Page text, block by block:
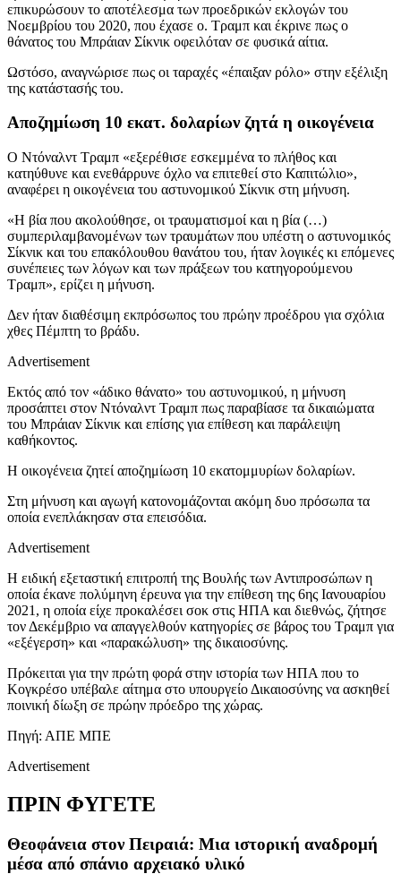
επικυρώσουν το αποτέλεσμα των προεδρικών εκλογών του
Νοεμβρίου του 2020, που έχασε ο. Τραμπ και έκρινε πως ο
θάνατος του Μπράιαν Σίκνικ οφειλόταν σε φυσικά αίτια.
Ωστόσο, αναγνώρισε πως οι ταραχές «έπαιξαν ρόλο» στην εξέλιξη
της κατάστασής του.
Αποζημίωση 10 εκατ. δολαρίων ζητά η οικογένεια
Ο Ντόναλντ Τραμπ «εξερέθισε εσκεμμένα το πλήθος και
κατηύθυνε και ενεθάρρυνε όχλο να επιτεθεί στο Καπιτώλιο»,
αναφέρει η οικογένεια του αστυνομικού Σίκνικ στη μήνυση.
«Η βία που ακολούθησε, οι τραυματισμοί και η βία (…)
συμπεριλαμβανομένων των τραυμάτων που υπέστη ο αστυνομικός
Σίκνικ και του επακόλουθου θανάτου του, ήταν λογικές κι επόμενες
συνέπειες των λόγων και των πράξεων του κατηγορούμενου
Τραμπ», ερίζει η μήνυση.
Δεν ήταν διαθέσιμη εκπρόσωπος του πρώην προέδρου για σχόλια
χθες Πέμπτη το βράδυ.
Advertisement
Εκτός από τον «άδικο θάνατο» του αστυνομικού, η μήνυση
προσάπτει στον Ντόναλντ Τραμπ πως παραβίασε τα δικαιώματα
του Μπράιαν Σίκνικ και επίσης για επίθεση και παράλειψη
καθήκοντος.
Η οικογένεια ζητεί αποζημίωση 10 εκατομμυρίων δολαρίων.
Στη μήνυση και αγωγή κατονομάζονται ακόμη δυο πρόσωπα τα
οποία ενεπλάκησαν στα επεισόδια.
Advertisement
Η ειδική εξεταστική επιτροπή της Βουλής των Αντιπροσώπων η
οποία έκανε πολύμηνη έρευνα για την επίθεση της 6ης Ιανουαρίου
2021, η οποία είχε προκαλέσει σοκ στις ΗΠΑ και διεθνώς, ζήτησε
τον Δεκέμβριο να απαγγελθούν κατηγορίες σε βάρος του Τραμπ για
«εξέγερση» και «παρακώλυση» της δικαιοσύνης.
Πρόκειται για την πρώτη φορά στην ιστορία των ΗΠΑ που το
Κογκρέσο υπέβαλε αίτημα στο υπουργείο Δικαιοσύνης να ασκηθεί
ποινική δίωξη σε πρώην πρόεδρο της χώρας.
Πηγή: ΑΠΕ ΜΠΕ
Advertisement
ΠΡΙΝ ΦΥΓΕΤΕ
Θεοφάνεια στον Πειραιά: Μια ιστορική αναδρομή
μέσα από σπάνιο αρχειακό υλικό